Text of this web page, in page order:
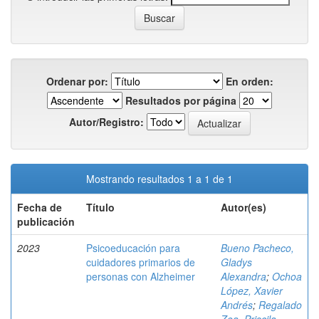
Ordenar por:
En orden:
Resultados por página
Autor/Registro:
Mostrando resultados 1 a 1 de 1
Fecha de
publicación
Título Autor(es)
2023
Psicoeducación para
cuidadores primarios de
personas con Alzheimer
Bueno Pacheco,
Gladys
Alexandra; Ochoa
López, Xavier
Andrés; Regalado